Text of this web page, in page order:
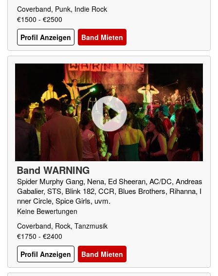
Coverband, Punk, Indie Rock
€1500 - €2500
Profil Anzeigen
Band Mieten
Band WARNING
Spider Murphy Gang, Nena, Ed Sheeran, AC/DC, Andreas
Gabalier, STS, Blink 182, CCR, Blues Brothers, Rihanna, I
nner Circle, Spice Girls, uvm.
Keine Bewertungen
Coverband, Rock, Tanzmusik
€1750 - €2400
Profil Anzeigen
Band Mieten